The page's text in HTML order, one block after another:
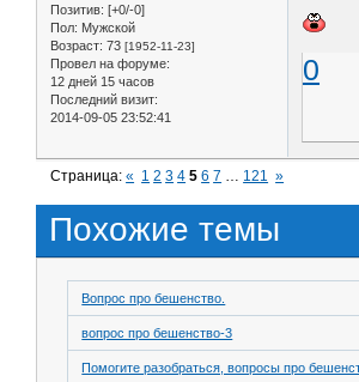
Позитив: [+0/-0]
Пол: Мужской
Возраст: 73 [1952-11-23]
Провел на форуме:
12 дней 15 часов
Последний визит:
2014-09-05 23:52:41
0
Страница:« 1 2 3 4 5 6 7 121 »
Похожие темы
Вопрос про бешенство.
вопрос про бешенство-3
Помогите разобраться, вопросы про